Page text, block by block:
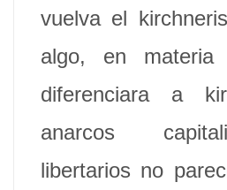
vuelva el
algo, en materia
diferenciara a
anarcos
libertarios no